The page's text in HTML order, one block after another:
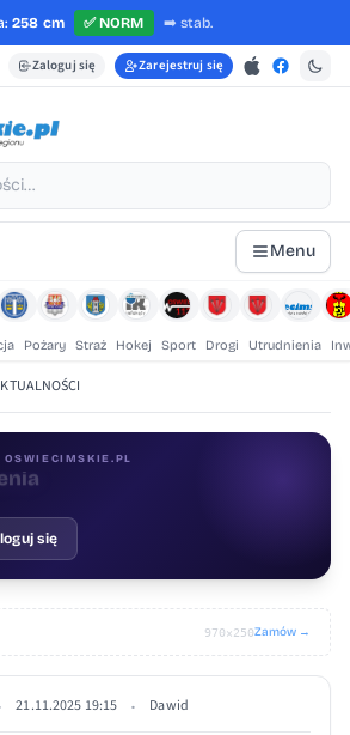
258 cm ✅NORM ➡️ stab.
Zaloguj się Zarejestruj się
Menu
Pożary Straż Hokej Sport Drogi Utrudnienia
OSWIECIMSKIE.PL
się
970×250Zamów →
21.11.2025 19:15 • Dawid